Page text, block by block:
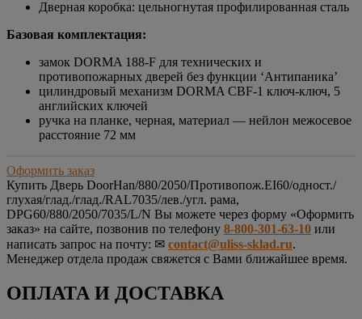
Дверная коробка: цельногнутая профилированная сталь
Базовая комплектация:
замок DORMA 188-F для технических и
противопожарных дверей без функции ‘Антипаника’
цилиндровый механизм DORMA CBF-1 ключ-ключ, 5
английских ключей
ручка на планке, черная, материал — нейлон межосевое
расстояние 72 мм
Оформить заказ
Купить Дверь DoorHan/880/2050/Противопож.EI60/одност./
глухая/глад./глад./RAL7035/лев./угл. рама,
DPG60/880/2050/7035/L/N Вы можете через форму «Оформить
заказ» на сайте, позвонив по телефону 8-800-301-63-10 или
написать запрос на почту: ✉ contact@uliss-sklad.ru.
Менеджер отдела продаж свяжется с Вами ближайшее время.
ОПЛАТА И ДОСТАВКА